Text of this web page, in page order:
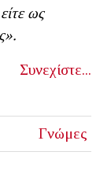
ως
Συνεχίστε...
Γνώμες